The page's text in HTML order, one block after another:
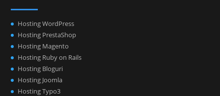
Hosting WordPress
Hosting PrestaShop
Hosting Magento
Hosting Ruby on Rails
Hosting Bloguri
Hosting Joomla
Hosting Typo3